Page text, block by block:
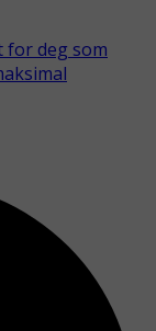
for deg som